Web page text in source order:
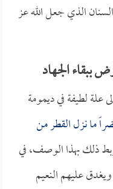
الذي جعل الله عز
ببقاء الجهاد
علة لطيفة في ديمومة
ما نزل القطر من
ذلك بهذا الوصف، في
عليهم النعيم